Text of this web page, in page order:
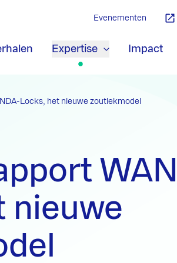
Expertise Impact
Evenementen
Locks, het nieuwe zoutlekmodel
nieuwe